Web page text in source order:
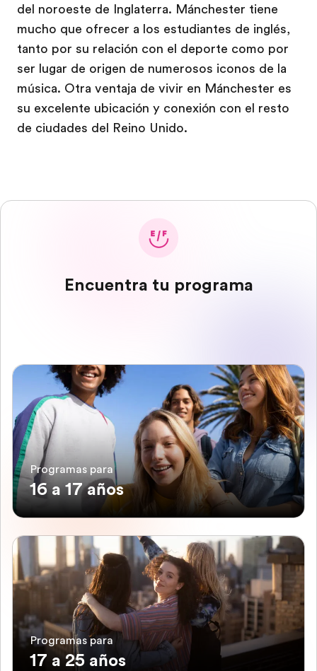
del noroeste de Inglaterra. Mánchester tiene
mucho que ofrecer a los estudiantes de inglés,
tanto por su relación con el deporte como por
ser lugar de origen de numerosos iconos de la
música. Otra ventaja de vivir en Mánchester es
su excelente ubicación y conexión con el resto
de ciudades del Reino Unido.
Encuentra tu programa
Programas para
16 a 17 años
Programas para
17 a 25 años